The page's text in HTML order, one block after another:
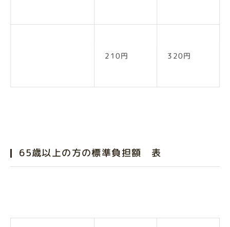
210円 320円
65歳以上の方の標準負担額 表